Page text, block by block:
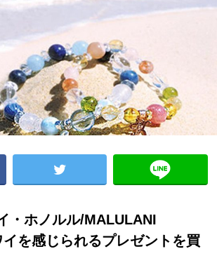
・ホノルル/MALULANI
を感じられるプレゼントを買